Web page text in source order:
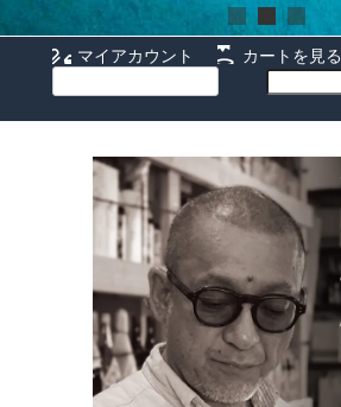
マイアカウント カートを見る